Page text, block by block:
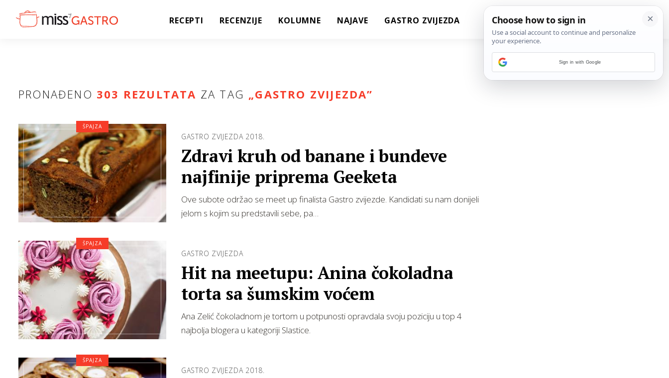
RECEPTI RECENZIJE KOLUMNE NAJAVE GASTRO ZVIJEZDA
PRONAĐENO 303 REZULTATA ZA TAG „GASTRO ZVIJEZDA”
GASTRO ZVIJEZDA 2018.
Zdravi kruh od banane i bundeve
najfinije priprema Geeketa
Ove subote održao se meet up finalista Gastro zvijezde. Kandidati su nam donijeli
jelom s kojim su predstavili sebe, pa…
ŠPAJZA
GASTRO ZVIJEZDA
Hit na meetupu: Anina čokoladna
torta sa šumskim voćem
Ana Zelić čokoladnom je tortom u potpunosti opravdala svoju poziciju u top 4
najbolja blogera u kategoriji Slastice.
ŠPAJZA
GASTRO ZVIJEZDA 2018.
ŠPAJZA
Sign in with Google